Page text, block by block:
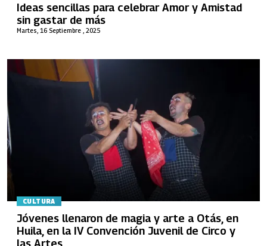
Martes, 16 Septiembre , 2025
Ideas sencillas para celebrar Amor y Amistad
sin gastar de más
CULTURA
Jóvenes llenaron de magia y arte a Otás, en
Huila, en la IV Convención Juvenil de Circo y
las Artes